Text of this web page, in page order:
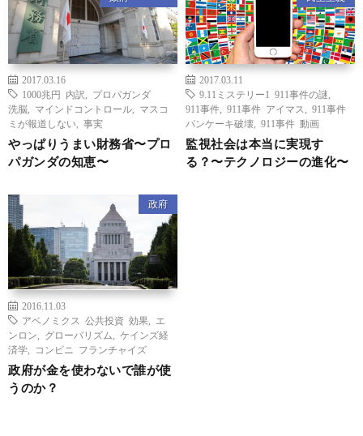
2017.03.16
1000兆円 内訳
プロパガンダ
洗脳
マインドコントロール
マスコ
ミが報道しない
事実
やっぱりうまい財務省〜プロ
パガンダの知恵〜
2017.03.11
9.11ミステリー1 911事件の謎
911事件
911事件 アイマス
911事件
パンケーキ破壊
911事件 動画
監視社会は本当に実現す
る？〜テクノロジーの進化〜
政府
2016.11.03
アベノミクス 公共投資 効果
エ
ンロン
グローバリズム
ケインズ経
済学
コンビニ フランチャイズ
政府が金を使わないで誰が使
うのか？